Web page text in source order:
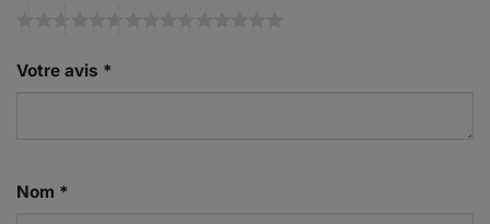
Votre avis *
Nom *